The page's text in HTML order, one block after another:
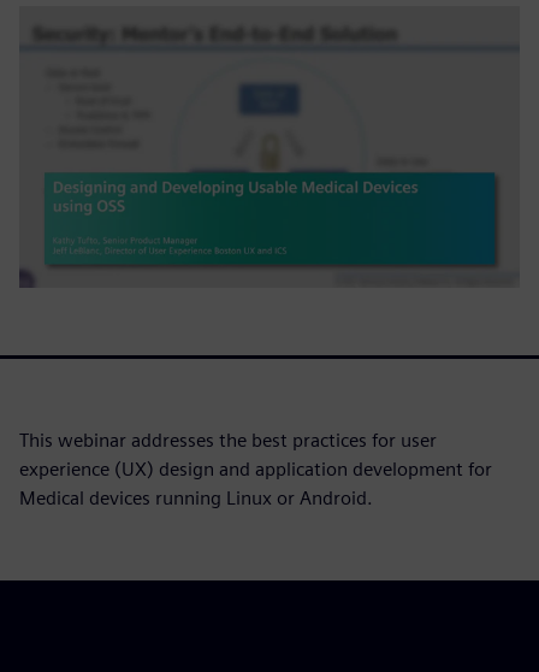
This webinar addresses the best practices for user
experience (UX) design and application development for
Medical devices running Linux or Android.